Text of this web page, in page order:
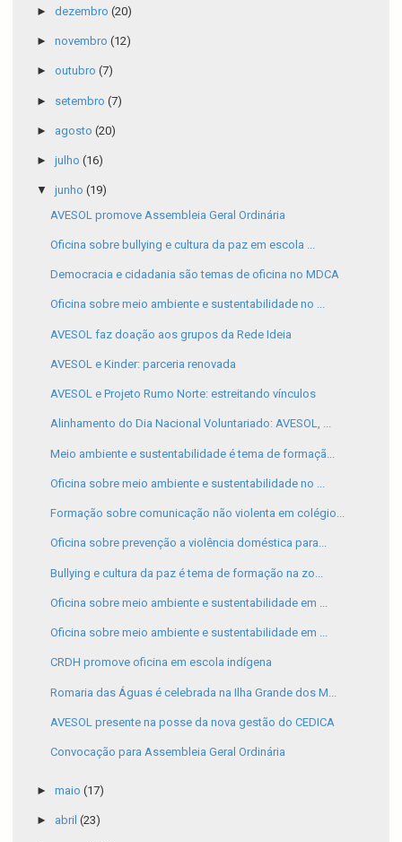
► dezembro (20)
► novembro (12)
► outubro (7)
► setembro (7)
► agosto (20)
► julho (16)
▼ junho (19)
AVESOL promove Assembleia Geral Ordinária
Oficina sobre bullying e cultura da paz em escola ...
Democracia e cidadania são temas de oficina no MDCA
Oficina sobre meio ambiente e sustentabilidade no ...
AVESOL faz doação aos grupos da Rede Ideia
AVESOL e Kinder: parceria renovada
AVESOL e Projeto Rumo Norte: estreitando vínculos
Alinhamento do Dia Nacional Voluntariado: AVESOL, ...
Meio ambiente e sustentabilidade é tema de formaçã...
Oficina sobre meio ambiente e sustentabilidade no ...
Formação sobre comunicação não violenta em colégio...
Oficina sobre prevenção a violência doméstica para...
Bullying e cultura da paz é tema de formação na zo...
Oficina sobre meio ambiente e sustentabilidade em ...
Oficina sobre meio ambiente e sustentabilidade em ...
CRDH promove oficina em escola indígena
Romaria das Águas é celebrada na Ilha Grande dos M...
AVESOL presente na posse da nova gestão do CEDICA
Convocação para Assembleia Geral Ordinária
► maio (17)
► abril (23)